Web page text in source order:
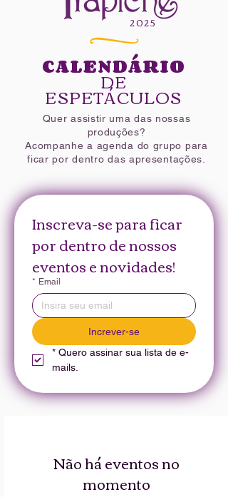
2025​
CALENDÁRIO
DE
ESPETÁCULOS
Quer assistir uma das nossas
produções?
Acompanhe a agenda do grupo para
ficar por dentro das apresentações.
Inscreva-se para ficar
por dentro de nossos
eventos e novidades!
* Email
Increver-se
* Quero assinar sua lista de e-
mails.
Não há eventos no
momento